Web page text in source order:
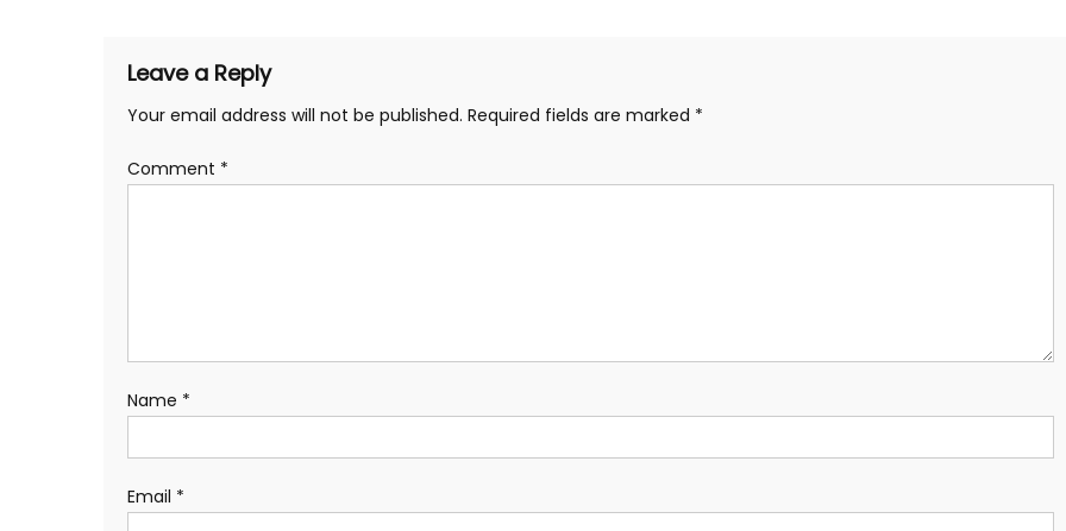
Leave a Reply
Your email address will not be published. Required fields are marked *
Comment *
Name *
Email *